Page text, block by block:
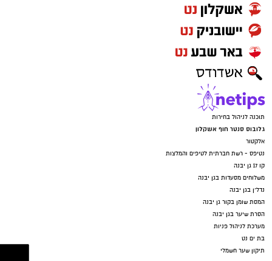
תוכנה לניהול בחירות
גלובוס סנטר חוף אשקלון
אלקטור
נטיפס - רשת חברתית לטיפים והמלצות
קו 17 גן יבנה
משלוחים מסעדות בגן יבנה
נדל"ן בגן יבנה
המסת שומן בקור גן יבנה
הסרת שיער בגן יבנה
מערכת לניהול פניות
בת ים נט
תיקון שער חשמלי